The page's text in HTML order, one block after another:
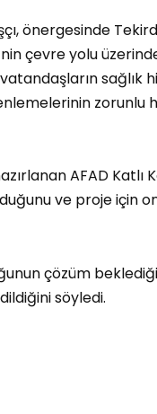
önergesinde
çevre yolu
sağlık
zorunlu
AFAD Katlı
ve proje için
çözüm
söyledi.